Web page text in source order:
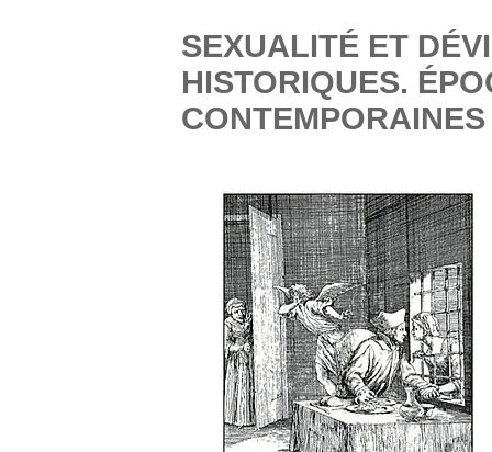
SEXUALITÉ ET
HISTORIQUES.
CONTEMPORAINES